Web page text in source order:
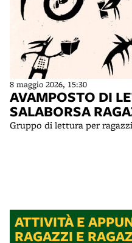
8 maggio 2026, 15:30
AVAMPOSTO DI
SALABORSA
Gruppo di lettura per
ATTIVITÀ E
RAGAZZI E